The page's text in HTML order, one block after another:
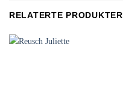
RELATERTE PRODUKTER